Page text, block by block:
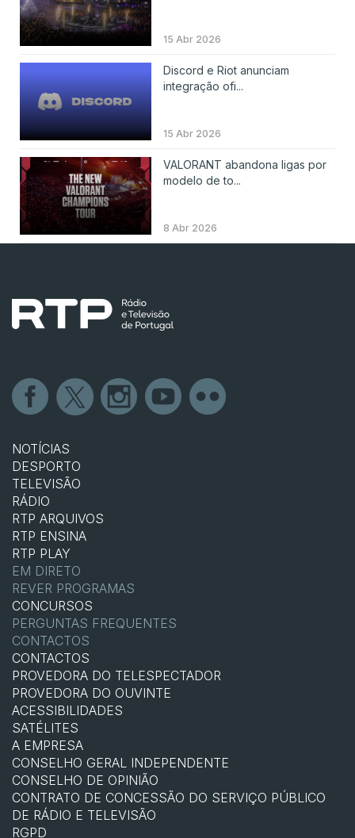
15 Abr 2026
Discord e Riot anunciam
integração ofi...
15 Abr 2026
VALORANT abandona ligas por
modelo de to...
8 Abr 2026
NOTÍCIAS
DESPORTO
TELEVISÃO
RÁDIO
RTP ARQUIVOS
RTP ENSINA
RTP PLAY
EM DIRETO
REVER PROGRAMAS
CONCURSOS
PERGUNTAS FREQUENTES
CONTACTOS
CONTACTOS
PROVEDORA DO TELESPECTADOR
PROVEDORA DO OUVINTE
ACESSIBILIDADES
SATÉLITES
A EMPRESA
CONSELHO GERAL INDEPENDENTE
CONSELHO DE OPINIÃO
CONTRATO DE CONCESSÃO DO SERVIÇO PÚBLICO
DE RÁDIO E TELEVISÃO
RGPD